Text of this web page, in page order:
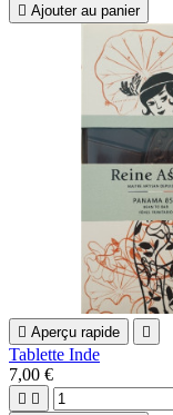
 Ajouter au panier
 Aperçu rapide 
Tablette Inde
7,00 €
 